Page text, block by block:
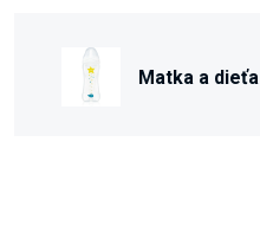
Matka a dieťa